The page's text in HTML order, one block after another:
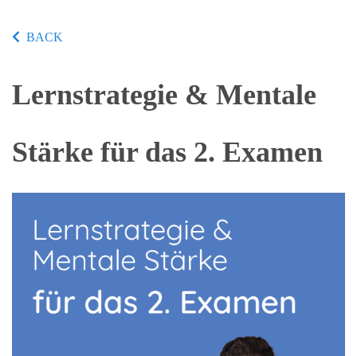
BACK
Lernstrategie & Mentale
Stärke für das 2. Examen